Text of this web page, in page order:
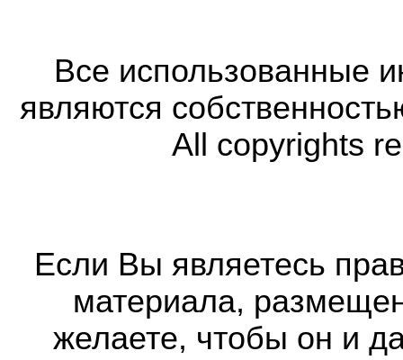
Все использованные
являются
All copyrights
Если Вы являетесь
материала,
желаете, чтобы он и